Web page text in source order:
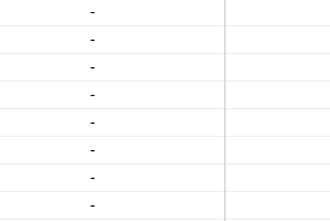
-
-
-
-
-
-
-
-